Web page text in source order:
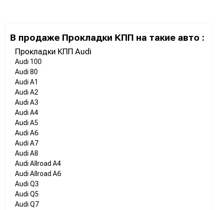
В продаже Прокладки КПП на такие авто :
Прокладки КПП Audi
Audi 100
Audi 80
Audi A1
Audi A2
Audi A3
Audi A4
Audi A5
Audi A6
Audi A7
Audi A8
Audi Allroad A4
Audi Allroad A6
Audi Q3
Audi Q5
Audi Q7